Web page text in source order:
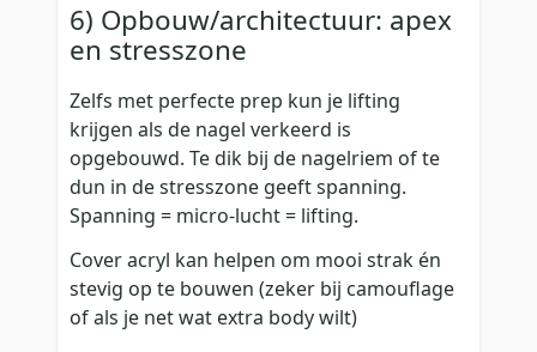
6) Opbouw/architectuur: apex
en stresszone
Zelfs met perfecte prep kun je lifting
krijgen als de nagel verkeerd is
opgebouwd. Te dik bij de nagelriem of te
dun in de stresszone geeft spanning.
Spanning = micro-lucht = lifting.
Cover acryl kan helpen om mooi strak én
stevig op te bouwen (zeker bij camouflage
of als je net wat extra body wilt)